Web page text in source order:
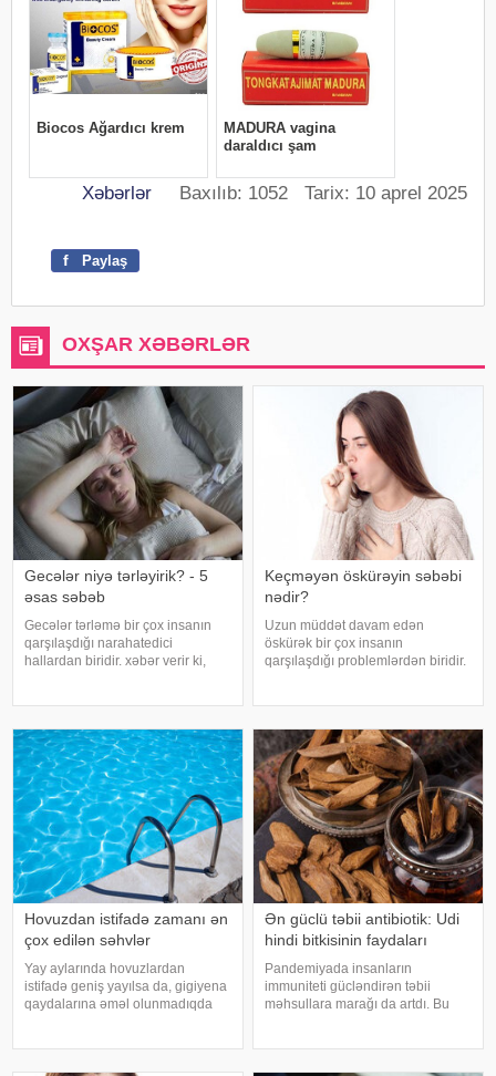
Xəbərlər Baxılıb: 1052 Tarix: 10 aprel 2025
f Paylaş
OXŞAR XƏBƏRLƏR
Gecələr niyə tərləyirik? - 5
əsas səbəb
Gecələr tərləmə bir çox insanın
qarşılaşdığı narahatedici
hallardan biridir. xəbər verir ki,
sağlamlıq problemlərinin əlamət
Keçməyən öskürəyin səbəbi
nədir?
Uzun müddət davam edən
öskürək bir çox insanın
qarşılaşdığı problemlərdən biridir.
hər zaman tənəffüs yolu
infeksiyası olmur
Hovuzdan istifadə zamanı ən
çox edilən səhvlər
Yay aylarında hovuzlardan
istifadə geniş yayılsa da, gigiyena
qaydalarına əməl olunmadıqda
Ən güclü təbii antibiotik: Udi
hindi bitkisinin faydaları
Pandemiyada insanların
immuniteti gücləndirən təbii
məhsullara marağı da artdı. Bu